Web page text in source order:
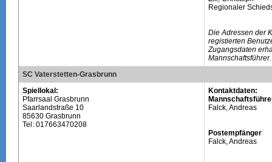
Regionaler
Die Adressen der
registierten
Zugangsdaten
Mannschaftsführer.
SC Vaterstetten-Grasbrunn
Spiellokal:
Pfarrsaal Grasbrunn
Saarlandstraße 10
85630 Grasbrunn
Tel: 017663470208
Kontaktdaten:
Falck, Andreas
Postempfänger
Falck, Andreas